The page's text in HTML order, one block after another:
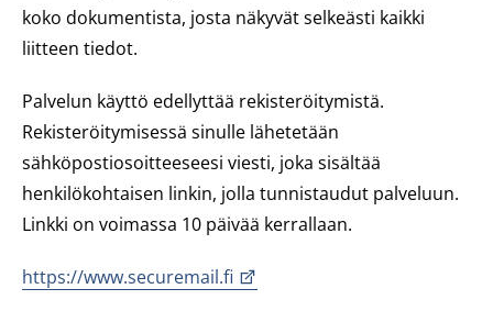
koko dokumentista, josta näkyvät selkeästi kaikki
liitteen tiedot.
Palvelun käyttö edellyttää rekisteröitymistä.
Rekisteröitymisessä sinulle lähetetään
sähköpostiosoitteeseesi viesti, joka sisältää
henkilökohtaisen linkin, jolla tunnistaudut palveluun.
Linkki on voimassa 10 päivää kerrallaan.
https://www.securemail.fi